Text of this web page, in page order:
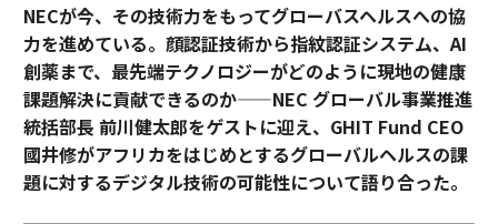
NECが今、その技術力をもってグローバスヘルスへの協
力を進めている。顔認証技術から指紋認証システム、AI
創薬まで、最先端テクノロジーがどのように現地の健康
課題解決に貢献できるのか——NEC グローバル事業推進
統括部長 前川健太郎をゲストに迎え、GHIT Fund CEO
國井修がアフリカをはじめとするグローバルヘルスの課
題に対するデジタル技術の可能性について語り合った。